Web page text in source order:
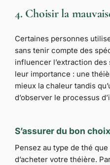
4. Choisir la
Certaines personnes
sans tenir compte des
influencer l’extraction
leur importance : une
mieux la chaleur tandis
d’observer le processus
S’assurer du bon
Pensez au type de thé
d’acheter votre théière.